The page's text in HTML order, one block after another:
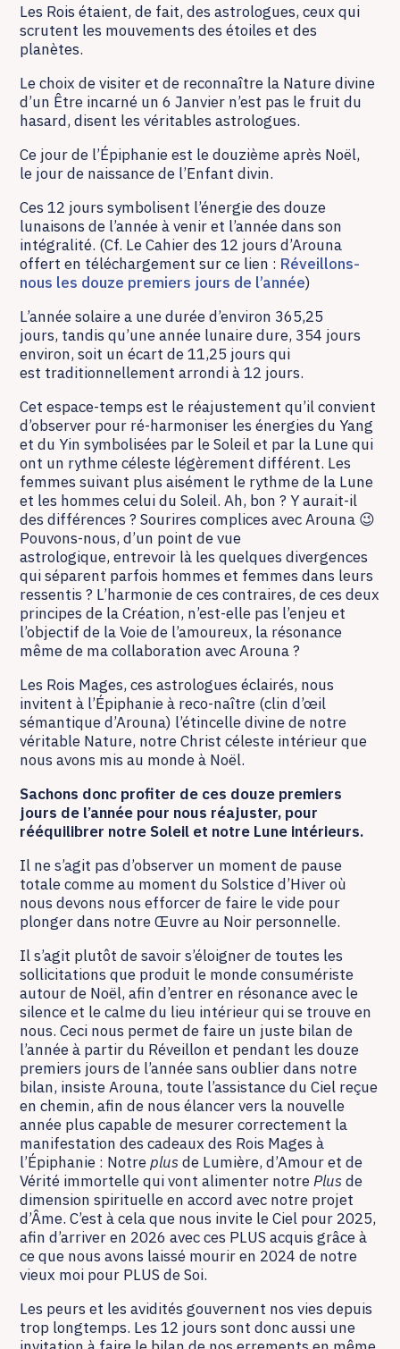
Les Rois étaient, de fait, des astrologues, ceux qui
scrutent les mouvements des étoiles et des
planètes.
Le choix de visiter et de reconnaître la Nature divine
d’un Être incarné un 6 Janvier n’est pas le fruit du
hasard, disent les véritables astrologues.
Ce jour de l’Épiphanie est le douzième après Noël,
le jour de naissance de l’Enfant divin.
Ces 12 jours symbolisent l’énergie des douze
lunaisons de l’année à venir et l’année dans son
intégralité. (Cf. Le Cahier des 12 jours d’Arouna
offert en téléchargement sur ce lien : Réveillons-
nous les douze premiers jours de l’année)
L’année solaire a une durée d’environ 365,25
jours, tandis qu’une année lunaire dure, 354 jours
environ, soit un écart de 11,25 jours qui
est traditionnellement arrondi à 12 jours.
Cet espace-temps est le réajustement qu’il convient
d’observer pour ré-harmoniser les énergies du Yang
et du Yin symbolisées par le Soleil et par la Lune qui
ont un rythme céleste légèrement différent. Les
femmes suivant plus aisément le rythme de la Lune
et les hommes celui du Soleil. Ah, bon ? Y aurait-il
des différences ? Sourires complices avec Arouna 😉
Pouvons-nous, d’un point de vue
astrologique, entrevoir là les quelques divergences
qui séparent parfois hommes et femmes dans leurs
ressentis ? L’harmonie de ces contraires, de ces deux
principes de la Création, n’est-elle pas l’enjeu et
l’objectif de la Voie de l’amoureux, la résonance
même de ma collaboration avec Arouna ?
Les Rois Mages, ces astrologues éclairés, nous
invitent à l’Épiphanie à reco-naître (clin d’œil
sémantique d’Arouna) l’étincelle divine de notre
véritable Nature, notre Christ céleste intérieur que
nous avons mis au monde à Noël.
Sachons donc profiter de ces douze premiers
jours de l’année pour nous réajuster, pour
rééquilibrer notre Soleil et notre Lune intérieurs.
Il ne s’agit pas d’observer un moment de pause
totale comme au moment du Solstice d’Hiver où
nous devons nous efforcer de faire le vide pour
plonger dans notre Œuvre au Noir personnelle.
Il s’agit plutôt de savoir s’éloigner de toutes les
sollicitations que produit le monde consumériste
autour de Noël, afin d’entrer en résonance avec le
silence et le calme du lieu intérieur qui se trouve en
nous. Ceci nous permet de faire un juste bilan de
l’année à partir du Réveillon et pendant les douze
premiers jours de l’année sans oublier dans notre
bilan, insiste Arouna, toute l’assistance du Ciel reçue
en chemin, afin de nous élancer vers la nouvelle
année plus capable de mesurer correctement la
manifestation des cadeaux des Rois Mages à
l’Épiphanie : Notreplusde Lumière, d’Amour et de
Vérité immortelle qui vont alimenter notrePlusde
dimension spirituelle en accord avec notre projet
d’Âme. C’est à cela que nous invite le Ciel pour 2025,
afin d’arriver en 2026 avec ces PLUS acquis grâce à
ce que nous avons laissé mourir en 2024 de notre
vieux moi pour PLUS de Soi.
Les peurs et les avidités gouvernent nos vies depuis
trop longtemps. Les 12 jours sont donc aussi une